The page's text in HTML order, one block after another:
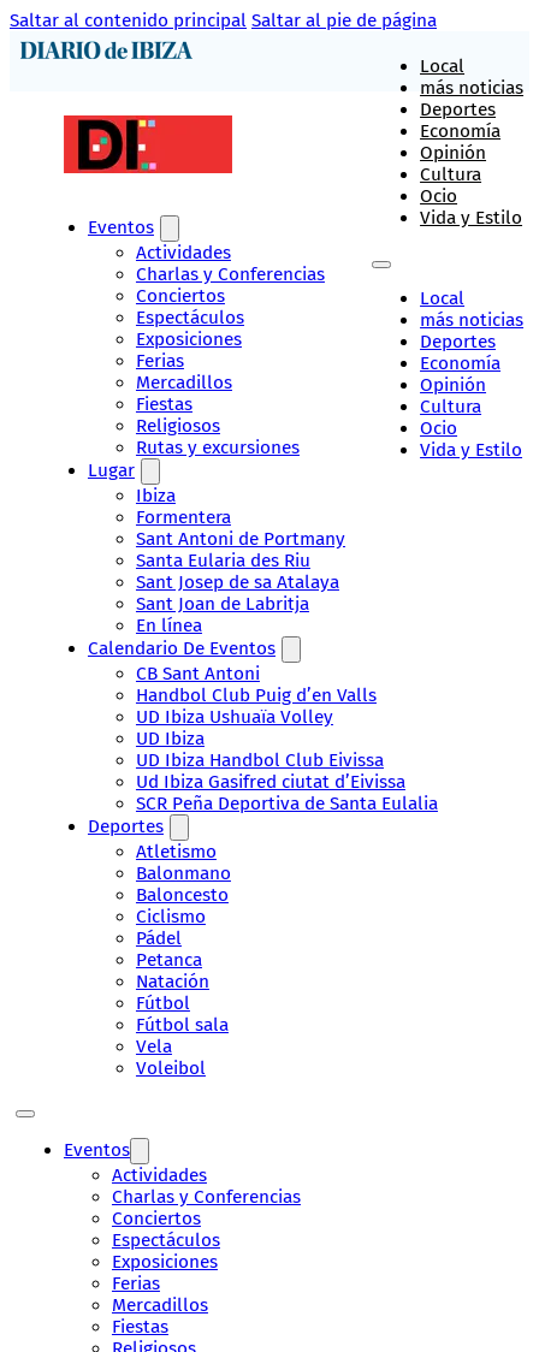
Saltar al contenido principal Saltar al pie de página
Local
más noticias
Deportes
Economía
Opinión
Cultura
Ocio
Vida y Estilo
Local
más noticias
Deportes
Economía
Opinión
Cultura
Ocio
Vida y Estilo
Eventos
Actividades
Charlas y Conferencias
Conciertos
Espectáculos
Exposiciones
Ferias
Mercadillos
Fiestas
Religiosos
Rutas y excursiones
Lugar
Ibiza
Formentera
Sant Antoni de Portmany
Santa Eularia des Riu
Sant Josep de sa Atalaya
Sant Joan de Labritja
En línea
Calendario De Eventos
CB Sant Antoni
Handbol Club Puig d’en Valls
UD Ibiza Ushuaïa Volley
UD Ibiza
UD Ibiza Handbol Club Eivissa
Ud Ibiza Gasifred ciutat d’Eivissa
SCR Peña Deportiva de Santa Eulalia
Deportes
Atletismo
Balonmano
Baloncesto
Ciclismo
Pádel
Petanca
Natación
Fútbol
Fútbol sala
Vela
Voleibol
Eventos
Actividades
Charlas y Conferencias
Conciertos
Espectáculos
Exposiciones
Ferias
Mercadillos
Fiestas